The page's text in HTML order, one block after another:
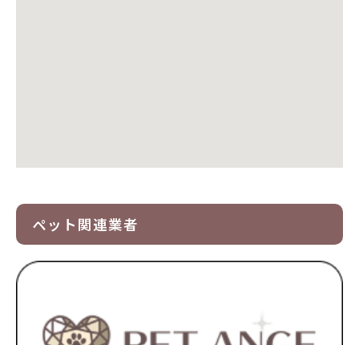
ペット関連業者